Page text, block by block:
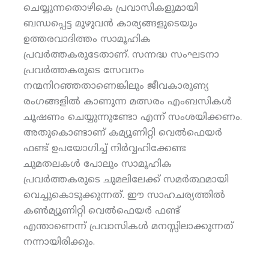
ചെയ്യുന്നതൊഴികെ പ്രവാസികളുമായി
ബന്ധപ്പെട്ട മുഴുവന്‍ കാര്യങ്ങളുടെയും
ഉത്തരവാദിത്തം സാമൂഹിക
പ്രവര്‍ത്തകരുടേതാണ്. സന്നദ്ധ സംഘടനാ
പ്രവര്‍ത്തകരുടെ സേവനം
നന്മനിറഞ്ഞതാണെങ്കിലും ജീവകാരുണ്യ
രംഗങ്ങളില്‍ കാണുന്ന മത്സരം എംബസികള്‍
ചൂഷണം ചെയ്യുന്നുണ്ടോ എന്ന് സംശയിക്കണം.
അതുകൊണ്ടാണ് കമ്യൂണിറ്റി വെല്‍ഫെയര്‍
ഫണ്ട് ഉപയോഗിച്ച് നിര്‍വ്വഹിക്കേണ്ട
ചുമതലകള്‍ പോലും സാമൂഹിക
പ്രവര്‍ത്തകരുടെ ചുമലിലേക്ക് സമര്‍ത്ഥമായി
വെച്ചുകൊടുക്കുന്നത്. ഈ സാഹചര്യത്തില്‍
കണ്‍മ്യൂണിറ്റി വെല്‍ഫെയര്‍ ഫണ്ട്
എന്താണെന്ന് പ്രവാസികള്‍ മനസ്സിലാക്കുന്നത്
നന്നായിരിക്കും.